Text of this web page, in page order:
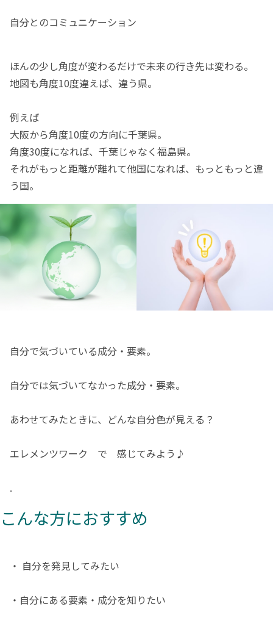
自分とのコミュニケーション
ほんの少し角度が変わるだけで未来の行き先は変わる。
地図も角度10度違えば、違う県。
例えば
大阪から角度10度の方向に千葉県。
角度30度になれば、千葉じゃなく福島県。
それがもっと距離が離れて他国になれば、もっともっと違
う国。
自分で気づいている成分・要素。
自分では気づいてなかった成分・要素。
あわせてみたときに、どんな自分色が見える？
エレメンツワーク で 感じてみよう♪
.
こんな方におすすめ
・ 自分を発見してみたい
・自分にある要素・成分を知りたい